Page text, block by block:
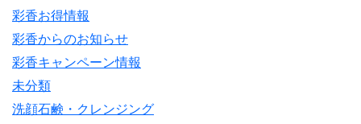
彩香お得情報
彩香からのお知らせ
彩香キャンペーン情報
未分類
洗顔石鹸・クレンジング